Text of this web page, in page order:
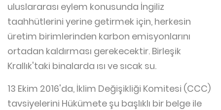
uluslararası eylem konusunda İngiliz
taahhütlerini yerine getirmek için, herkesin
üretim birimlerinden karbon emisyonlarını
ortadan kaldırması gerekecektir. Birleşik
Krallık'taki binalarda ısı ve sıcak su.
13 Ekim 2016'da, İklim Değişikliği Komitesi (CCC)
tavsiyelerini Hükümete şu başlıklı bir belge ile